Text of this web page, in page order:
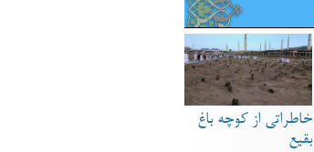
خاطراتی از کوچه باغ
بقیع